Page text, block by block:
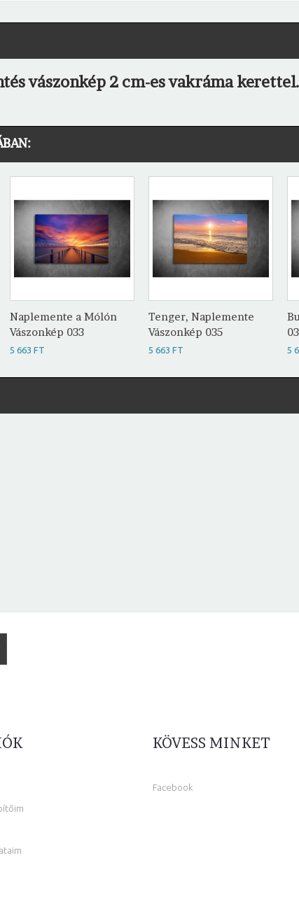
vászonkép 2 cm-es vakráma kerettel.
Naplemente a Mólón
Vászonkép 033
5 663 FT
Tenger, Naplemente
Vászonkép 035
5 663 FT 5
KÖVESS MINKET
Facebook